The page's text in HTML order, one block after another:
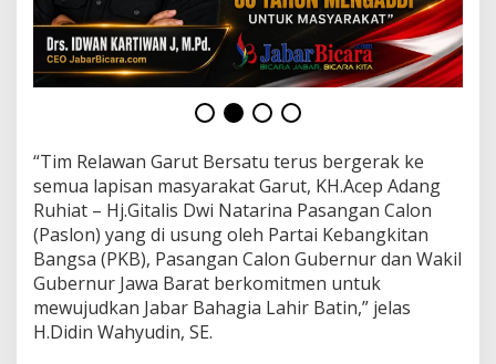
i
a
t
S
o
s
a
l
i
a
s
i
k
a
n
“Tim Relawan Garut Bersatu terus bergerak ke
semua lapisan masyarakat Garut, KH.Acep Adang
Ruhiat – Hj.Gitalis Dwi Natarina Pasangan Calon
(Paslon) yang di usung oleh Partai Kebangkitan
Bangsa (PKB), Pasangan Calon Gubernur dan Wakil
Gubernur Jawa Barat berkomitmen untuk
mewujudkan Jabar Bahagia Lahir Batin,” jelas
H.Didin Wahyudin, SE.